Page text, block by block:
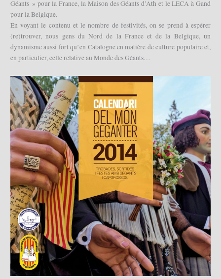
Géants » pour la France, la Maison des Géants d’Ath et le LECA à Gand
pour la Belgique.
En voyant le contenu et le nombre de festivités, on se prend à espérer
(re)trouver, nous gens du Nord de la France et de la Belgique, un
dynamisme aussi fort qu’en Catalogne en matière de culture populaire et,
en particulier, celle relative au Monde des Géants…